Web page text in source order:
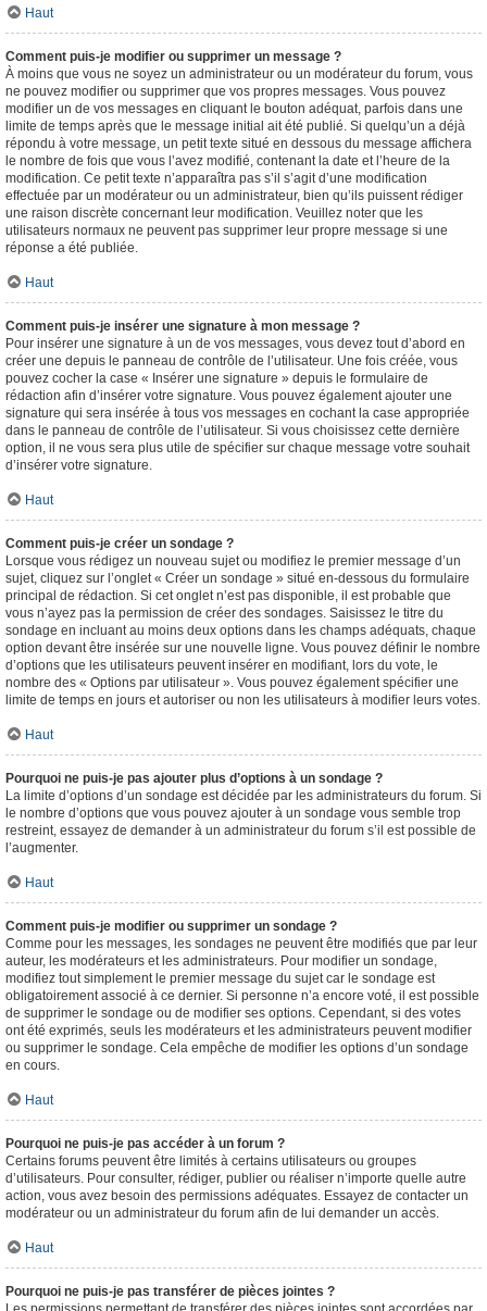
Haut
Comment puis-je modifier ou supprimer un message ?
À moins que vous ne soyez un administrateur ou un modérateur du forum, vous
ne pouvez modifier ou supprimer que vos propres messages. Vous pouvez
modifier un de vos messages en cliquant le bouton adéquat, parfois dans une
limite de temps après que le message initial ait été publié. Si quelqu’un a déjà
répondu à votre message, un petit texte situé en dessous du message affichera
le nombre de fois que vous l’avez modifié, contenant la date et l’heure de la
modification. Ce petit texte n’apparaîtra pas s’il s’agit d’une modification
effectuée par un modérateur ou un administrateur, bien qu’ils puissent rédiger
une raison discrète concernant leur modification. Veuillez noter que les
utilisateurs normaux ne peuvent pas supprimer leur propre message si une
réponse a été publiée.
Haut
Comment puis-je insérer une signature à mon message ?
Pour insérer une signature à un de vos messages, vous devez tout d’abord en
créer une depuis le panneau de contrôle de l’utilisateur. Une fois créée, vous
pouvez cocher la case « Insérer une signature » depuis le formulaire de
rédaction afin d’insérer votre signature. Vous pouvez également ajouter une
signature qui sera insérée à tous vos messages en cochant la case appropriée
dans le panneau de contrôle de l’utilisateur. Si vous choisissez cette dernière
option, il ne vous sera plus utile de spécifier sur chaque message votre souhait
d’insérer votre signature.
Haut
Comment puis-je créer un sondage ?
Lorsque vous rédigez un nouveau sujet ou modifiez le premier message d’un
sujet, cliquez sur l’onglet « Créer un sondage » situé en-dessous du formulaire
principal de rédaction. Si cet onglet n’est pas disponible, il est probable que
vous n’ayez pas la permission de créer des sondages. Saisissez le titre du
sondage en incluant au moins deux options dans les champs adéquats, chaque
option devant être insérée sur une nouvelle ligne. Vous pouvez définir le nombre
d’options que les utilisateurs peuvent insérer en modifiant, lors du vote, le
nombre des « Options par utilisateur ». Vous pouvez également spécifier une
limite de temps en jours et autoriser ou non les utilisateurs à modifier leurs votes.
Haut
Pourquoi ne puis-je pas ajouter plus d’options à un sondage ?
La limite d’options d’un sondage est décidée par les administrateurs du forum. Si
le nombre d’options que vous pouvez ajouter à un sondage vous semble trop
restreint, essayez de demander à un administrateur du forum s’il est possible de
l’augmenter.
Haut
Comment puis-je modifier ou supprimer un sondage ?
Comme pour les messages, les sondages ne peuvent être modifiés que par leur
auteur, les modérateurs et les administrateurs. Pour modifier un sondage,
modifiez tout simplement le premier message du sujet car le sondage est
obligatoirement associé à ce dernier. Si personne n’a encore voté, il est possible
de supprimer le sondage ou de modifier ses options. Cependant, si des votes
ont été exprimés, seuls les modérateurs et les administrateurs peuvent modifier
ou supprimer le sondage. Cela empêche de modifier les options d’un sondage
en cours.
Haut
Pourquoi ne puis-je pas accéder à un forum ?
Certains forums peuvent être limités à certains utilisateurs ou groupes
d’utilisateurs. Pour consulter, rédiger, publier ou réaliser n’importe quelle autre
action, vous avez besoin des permissions adéquates. Essayez de contacter un
modérateur ou un administrateur du forum afin de lui demander un accès.
Haut
Pourquoi ne puis-je pas transférer de pièces jointes ?